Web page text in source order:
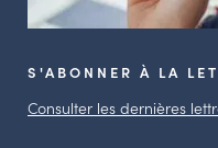
S'ABONNER À LA
Consulter les dernières